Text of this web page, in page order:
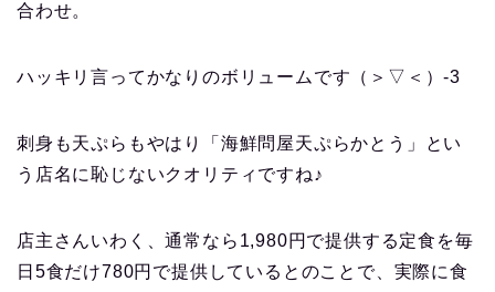
合わせ。
ハッキリ言ってかなりのボリュームです（＞▽＜）-3
刺身も天ぷらもやはり「海鮮問屋天ぷらかとう」とい
う店名に恥じないクオリティですね♪
店主さんいわく、通常なら1,980円で提供する定食を毎
日5食だけ780円で提供しているとのことで、実際に食